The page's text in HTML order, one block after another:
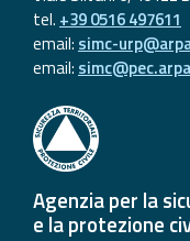
tel. +39 0516 497611
email: simc-
email:
Agenzia per la
e la protezione